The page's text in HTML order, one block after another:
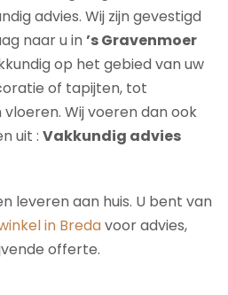
advies. Wij zijn gevestigd
naar u in ’s Gravenmoer
op het gebied van uw
of tapijten, tot
Wij voeren dan ook
uit : Vakkundig advies
leveren aan huis. U bent van
in Bredavoor advies,
offerte.